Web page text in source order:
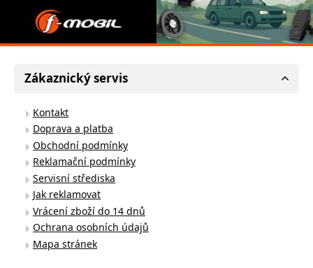
Zákaznický servis
Kontakt
Doprava a platba
Obchodní podmínky
Reklamační podmínky
Servisní střediska
Jak reklamovat
Vrácení zboží do 14 dnů
Ochrana osobních údajů
Mapa stránek